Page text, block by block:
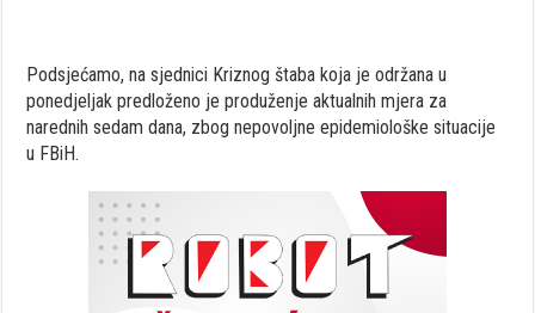
Podsjećamo, na sjednici Kriznog štaba koja je održana u
ponedjeljak predloženo je produženje aktualnih mjera za
narednih sedam dana, zbog nepovoljne epidemiološke situacije
u FBiH.